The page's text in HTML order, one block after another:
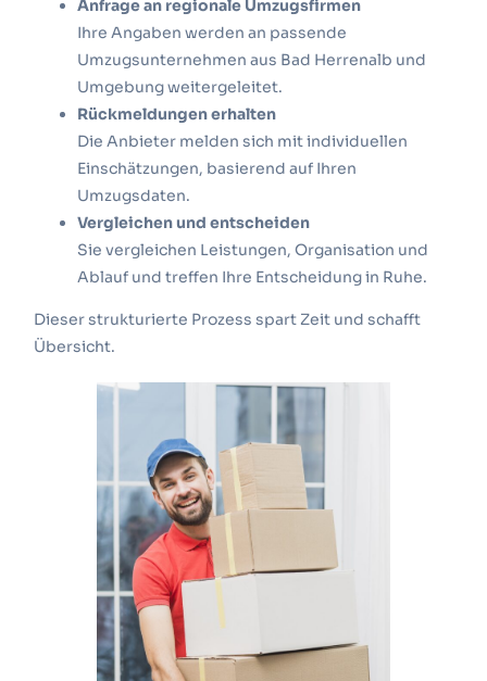
Anfrage an regionale Umzugsfirmen
Ihre Angaben werden an passende
Umzugsunternehmen aus Bad Herrenalb und
Umgebung weitergeleitet.
Rückmeldungen erhalten
Die Anbieter melden sich mit individuellen
Einschätzungen, basierend auf Ihren
Umzugsdaten.
Vergleichen und entscheiden
Sie vergleichen Leistungen, Organisation und
Ablauf und treffen Ihre Entscheidung in Ruhe.
Dieser strukturierte Prozess spart Zeit und schafft
Übersicht.